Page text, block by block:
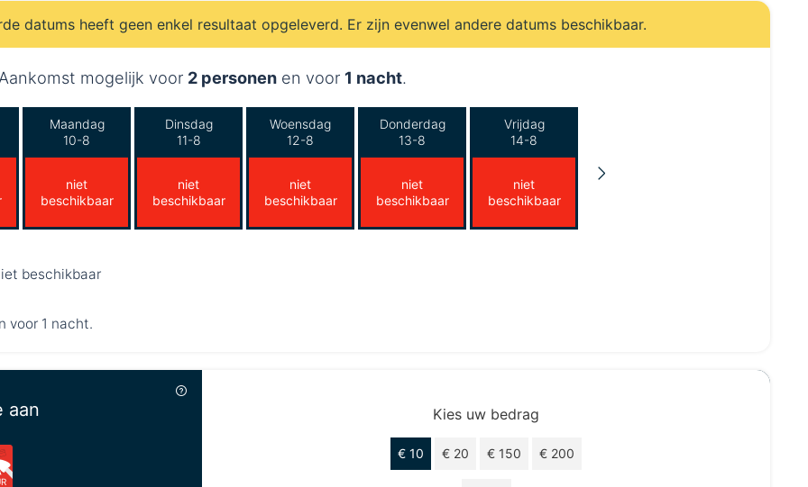
datums heeft geen enkel resultaat opgeleverd. Er zijn evenwel andere datums beschikbaar.
mogelijk voor 2 personenen voor 1 nacht.
Maandag
10-8
niet
beschikbaar
Dinsdag
11-8
niet
beschikbaar
Woensdag
12-8
niet
beschikbaar
Donderdag
13-8
niet
beschikbaar
Vrijdag
14-8
niet
beschikbaar
beschikbaar
voor 1 nacht.
aan Kies uw bedrag
€ 10 € 20 € 150 € 200